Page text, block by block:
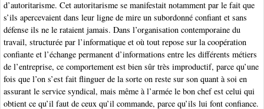
d’autoritarisme. Cet autoritarisme se manifestait notamment par le fait que
s’ils apercevaient dans leur ligne de mire un subordonné confiant et sans
défense ils ne le rataient jamais. Dans l’organisation contemporaine du
travail, structurée par l’informatique et où tout repose sur la coopération
confiante et l’échange permanent d’informations entre les différents métiers
de l’entreprise, ce comportement est bien sûr très improductif, parce qu’une
fois que l’on s’est fait flinguer de la sorte on reste sur son quant à soi en
assurant le service syndical, mais même à l’armée le bon chef est celui qui
obtient ce qu’il faut de ceux qu’il commande, parce qu’ils lui font confiance.